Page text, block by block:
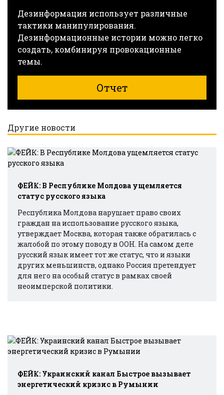
Дезинформация использует различные
тактики манипулирования.
Дезинформационные истории можно легко
создать, комбинируя провокационные
темы.
Отчет
Другие новости
ФЕЙК: В Республике Молдова ущемляется
статус русского языка
Республика Молдова нарушает право своих
граждан на использование русского языка,
утверждает Москва, которая также обратилась с
жалобой по этому поводу в ООН. На самом деле
русский язык имеет тот же статус, что и языки
других меньшинств, однако Россия претендует
для него на особый статус в рамках своей
неоимперской политики.
ФЕЙК: Украинский канал Быстрое вызывает
энергетический кризис в Румынии